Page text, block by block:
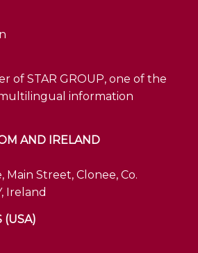
of STAR GROUP, one of the
information
AND IRELAND
Main Street, Clonee, Co.
Ireland
(USA)